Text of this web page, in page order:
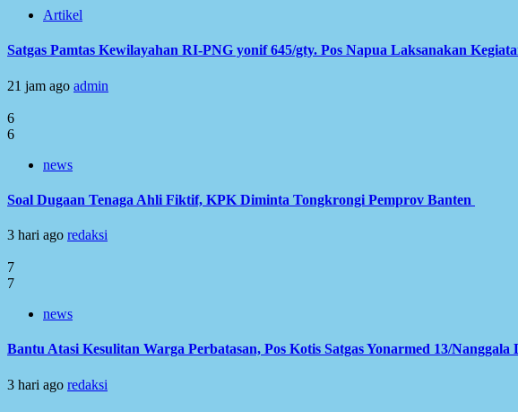
Artikel
Satgas Pamtas Kewilayahan RI-PNG yonif 645/gty. Pos Napua Laksanakan
21 jam ago admin
6
6
news
Soal Dugaan Tenaga Ahli Fiktif, KPK Diminta Tongkrongi Pemprov Banten
3 hari ago redaksi
7
7
news
Bantu Atasi Kesulitan Warga Perbatasan, Pos Kotis Satgas Yonarmed 13/
3 hari ago redaksi